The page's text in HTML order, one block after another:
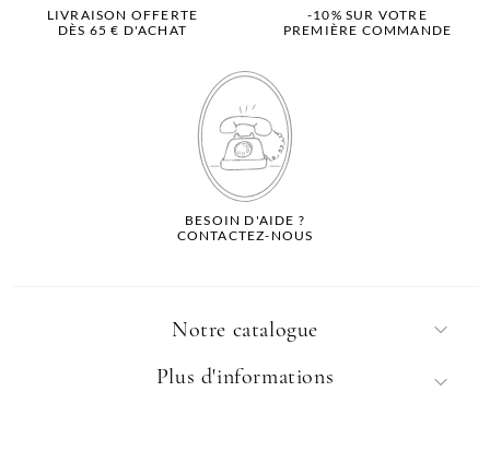
LIVRAISON OFFERTE
DÈS 65 € D'ACHAT
-10% SUR VOTRE
PREMIÈRE COMMANDE
BESOIN D'AIDE ?
CONTACTEZ-NOUS
Notre catalogue
Plus d'informations